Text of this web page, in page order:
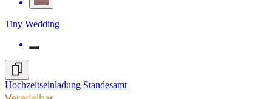
Tiny Wedding
Hochzeitseinladung Standesamt